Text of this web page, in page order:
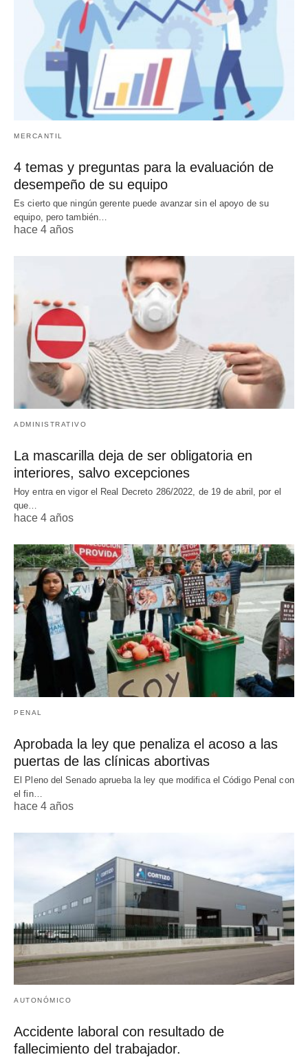
MERCANTIL
4 temas y preguntas para la evaluación de
desempeño de su equipo
Es cierto que ningún gerente puede avanzar sin el apoyo de su
equipo, pero también…
hace 4 años
ADMINISTRATIVO
La mascarilla deja de ser obligatoria en
interiores, salvo excepciones
Hoy entra en vigor el Real Decreto 286/2022, de 19 de abril, por el
que…
hace 4 años
PENAL
Aprobada la ley que penaliza el acoso a las
puertas de las clínicas abortivas
El Pleno del Senado aprueba la ley que modifica el Código Penal con
el fin…
hace 4 años
AUTONÓMICO
Accidente laboral con resultado de
fallecimiento del trabajador.